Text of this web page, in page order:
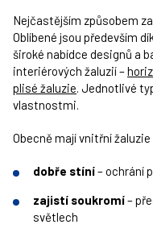
Nejčastějším způsobem
Oblíbené jsou především
široké nabídce designů a
interiérových žaluzií –
plisé žaluzie. Jednotlivé
vlastnostmi.
Obecně mají vnitřní
dobře stíní– ochrání
zajistí soukromí–
světlech